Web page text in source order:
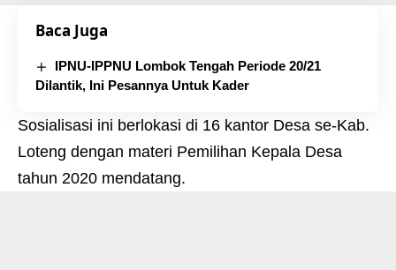
Baca Juga
IPNU-IPPNU Lombok Tengah Periode 20/21
Dilantik, Ini Pesannya Untuk Kader
Sosialisasi ini berlokasi di 16 kantor Desa se-Kab.
Loteng dengan materi Pemilihan Kepala Desa
tahun 2020 mendatang.